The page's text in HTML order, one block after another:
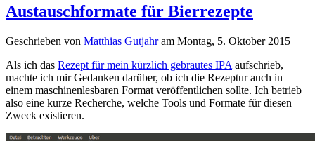
Austauschformate für Bierrezepte
Geschrieben von Matthias Gutjahram Montag, 5. Oktober 2015
Als ich das Rezept für mein kürzlich gebrautes IPA aufschrieb,
machte ich mir Gedanken darüber, ob ich die Rezeptur auch in
einem maschinenlesbaren Format veröffentlichen sollte. Ich betrieb
also eine kurze Recherche, welche Tools und Formate für diesen
Zweck existieren.